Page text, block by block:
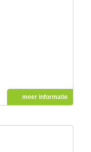
meer informatie